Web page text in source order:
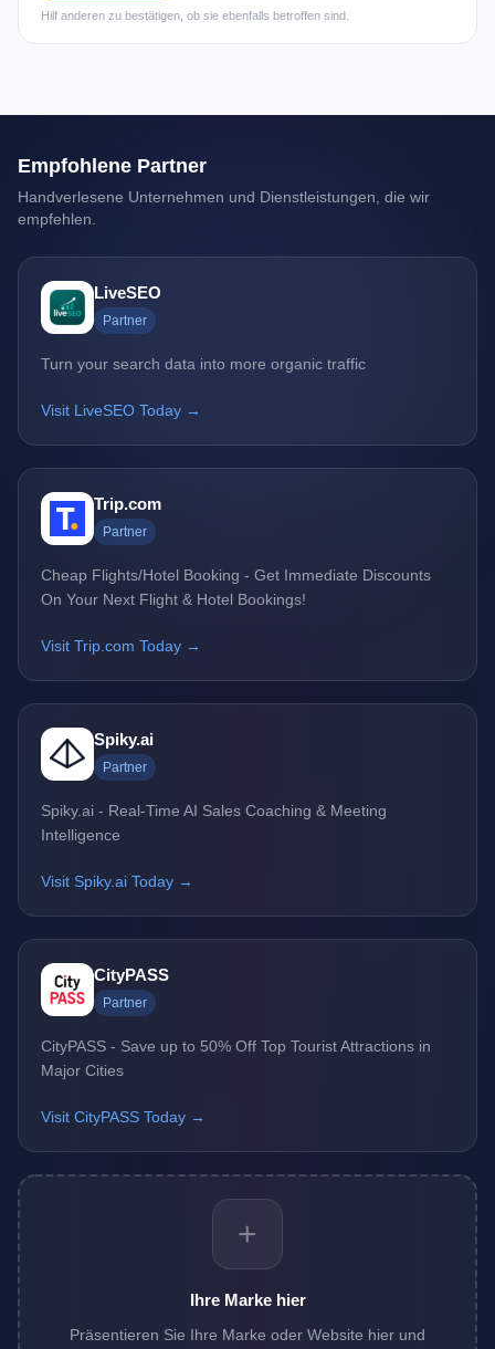
Hilf anderen zu bestätigen, ob sie ebenfalls betroffen sind.
Empfohlene Partner
Handverlesene Unternehmen und Dienstleistungen, die wir
empfehlen.
LiveSEO
Partner
Turn your search data into more organic traffic
Visit LiveSEO Today →
Trip.com
Partner
Cheap Flights/Hotel Booking - Get Immediate Discounts
On Your Next Flight & Hotel Bookings!
Visit Trip.com Today →
Spiky.ai
Partner
Spiky.ai - Real-Time AI Sales Coaching & Meeting
Intelligence
Visit Spiky.ai Today →
CityPASS
Partner
CityPASS - Save up to 50% Off Top Tourist Attractions in
Major Cities
Visit CityPASS Today →
+
Ihre Marke hier
Präsentieren Sie Ihre Marke oder Website hier und